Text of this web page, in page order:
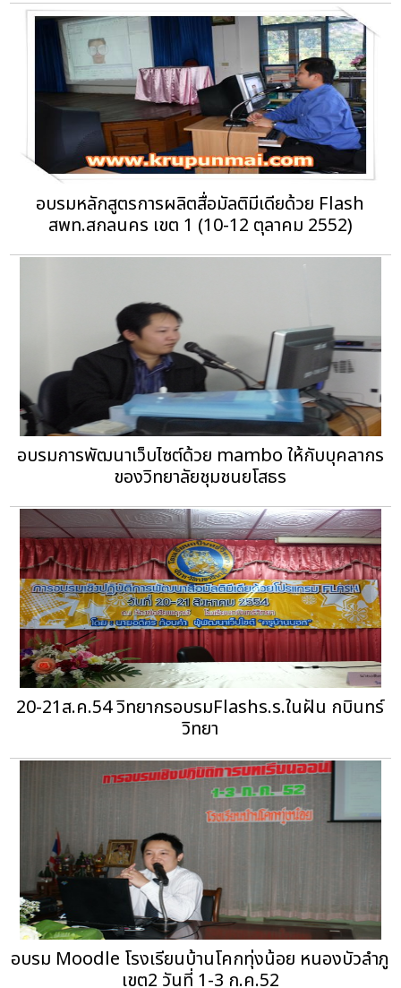
อบรมหลักสูตรการผลิตสื่อมัลติมีเดียด้วย Flash
สพท.สกลนคร เขต 1 (10-12 ตุลาคม 2552)
อบรมการพัฒนาเว็บไซต์ด้วย mambo ให้กับบุคลากร
ของวิทยาลัยชุมชนยโสธร
20-21ส.ค.54 วิทยากรอบรมFlashร.ร.ในฝัน กบินทร์
วิทยา
อบรม Moodle โรงเรียนบ้านโคกทุ่งน้อย หนองบัวลำภู
เขต2 วันที่ 1-3 ก.ค.52